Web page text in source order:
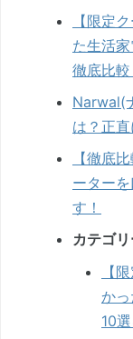
【限定
た生活
徹底比較
Narwal(
は？正
【徹底
ーター
す！
カテゴ
【
か
10